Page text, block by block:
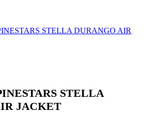
STELLA DURANGO AIR
STELLA
JACKET